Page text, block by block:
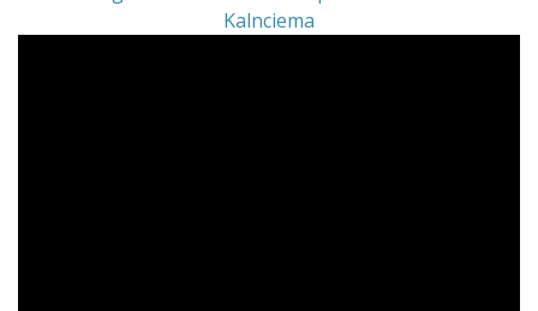
Kalnciema